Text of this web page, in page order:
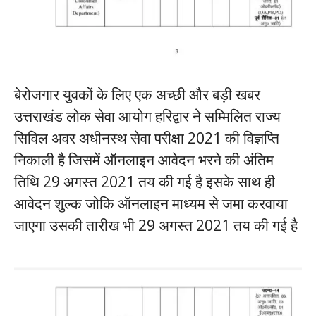
बेरोजगार युवकों के लिए एक अच्छी और बड़ी खबर
उत्तराखंड लोक सेवा आयोग हरिद्वार ने सम्मिलित राज्य
सिविल अवर अधीनस्थ सेवा परीक्षा 2021 की विज्ञप्ति
निकाली है जिसमें ऑनलाइन आवेदन भरने की अंतिम
तिथि 29 अगस्त 2021 तय की गई है इसके साथ ही
आवेदन शुल्क जोकि ऑनलाइन माध्यम से जमा करवाया
जाएगा उसकी तारीख भी 29 अगस्त 2021 तय की गई है